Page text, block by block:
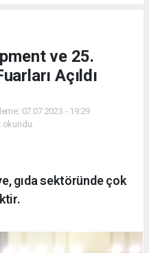
ve 25.
Açıldı
07.07.2023 - 19:29
okundu.
gıda sektöründe çok